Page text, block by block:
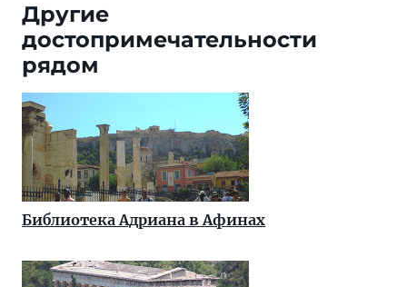
Другие
достопримечательности
рядом
Библиотека Адриана в Афинах